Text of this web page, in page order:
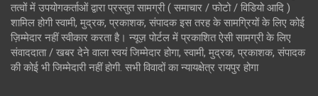
तत्वों में उपयोगकर्ताओं द्वारा प्रस्तुत सामग्री ( समाचार / फोटो / विडियो आदि )
शामिल होगी स्वामी, मुद्रक, प्रकाशक, संपादक इस तरह के सामग्रियों के लिए कोई
ज़िम्मेदार नहीं स्वीकार करता है। न्यूज़ पोर्टल में प्रकाशित ऐसी सामग्री के लिए
संवाददाता / खबर देने वाला स्वयं जिम्मेदार होगा, स्वामी, मुद्रक, प्रकाशक, संपादक
की कोई भी जिम्मेदारी नहीं होगी. सभी विवादों का न्यायक्षेत्र रायपुर होगा